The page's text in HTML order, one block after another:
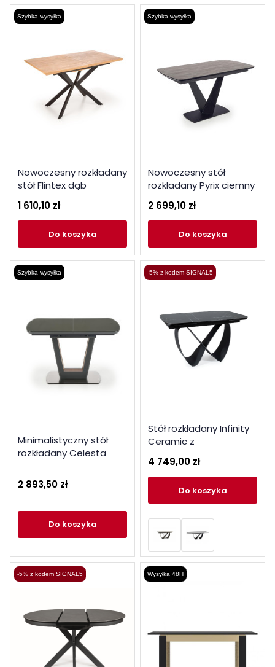
Szybka wysyłka
Nowoczesny rozkładany
stół Flintex dąb
1 610,10 zł
do koszyka
Szybka wysyłka
Nowoczesny stół
rozkładany Pyrix ciemny
2 699,10 zł
do koszyka
Szybka wysyłka
Minimalistyczny stół
rozkładany Celesta
orzech / antracyt
2 893,50 zł
do koszyka
-5% z kodem SIGNAL5
Stół rozkładany Infinity
Ceramic z
azario black / czarny
mat 160(240)x95
4 749,00 zł
do koszyka
-5% z kodem SIGNAL5 Wysyłka 48H